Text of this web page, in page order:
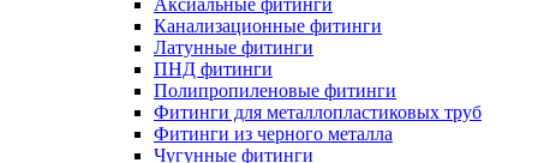
Аксиальные фитинги
Канализационные фитинги
Латунные фитинги
ПНД фитинги
Полипропиленовые фитинги
Фитинги для металлопластиковых труб
Фитинги из черного металла
Чугунные фитинги